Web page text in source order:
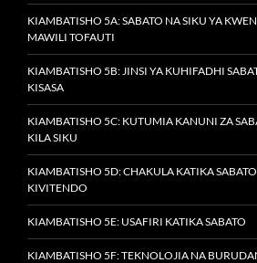
KIAMBATISHO 5A: SABATO NA SIKU YA
MAWILI TOFAUTI
KIAMBATISHO 5B: JINSI YA KUHIFADHI
KISASA
KIAMBATISHO 5C: KUTUMIA KANUNI ZA
KILA SIKU
KIAMBATISHO 5D: CHAKULA KATIKA
KIVITENDO
KIAMBATISHO 5E: USAFIRI KATIKA SABATO
KIAMBATISHO 5F: TEKNOLOJIA NA